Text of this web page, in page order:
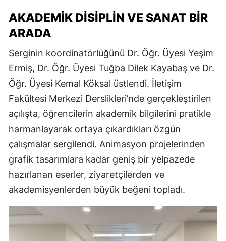
AKADEMİK DİSİPLİN VE SANAT BİR
ARADA
Serginin koordinatörlüğünü Dr. Öğr. Üyesi Yeşim
Ermiş, Dr. Öğr. Üyesi Tuğba Dilek Kayabaş ve Dr.
Öğr. Üyesi Kemal Köksal üstlendi. İletişim
Fakültesi Merkezi Derslikleri’nde gerçekleştirilen
açılışta, öğrencilerin akademik bilgilerini pratikle
harmanlayarak ortaya çıkardıkları özgün
çalışmalar sergilendi. Animasyon projelerinden
grafik tasarımlara kadar geniş bir yelpazede
hazırlanan eserler, ziyaretçilerden ve
akademisyenlerden büyük beğeni topladı.